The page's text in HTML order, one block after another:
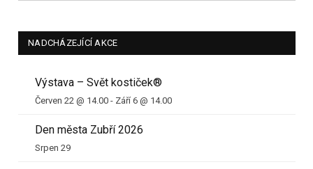
NADCHÁZEJÍCÍ AKCE
Výstava – Svět kostiček®
Červen 22 @ 14.00 - Září 6 @ 14.00
Den města Zubří 2026
Srpen 29